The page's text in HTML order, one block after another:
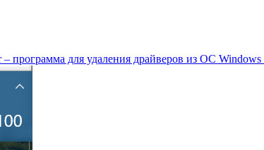
– программа для удаления драйверов из OC